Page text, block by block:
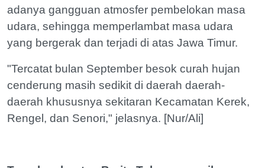
adanya gangguan atmosfer pembelokan masa
udara, sehingga memperlambat masa udara
yang bergerak dan terjadi di atas Jawa Timur.
"Tercatat bulan September besok curah hujan
cenderung masih sedikit di daerah daerah-
daerah khususnya sekitaran Kecamatan Kerek,
Rengel, dan Senori," jelasnya. [Nur/Ali]